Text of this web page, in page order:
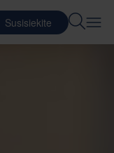
Susisiekite